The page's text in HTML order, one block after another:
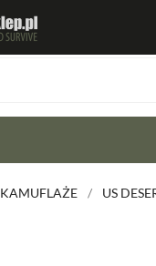
KAMUFLAŻE US